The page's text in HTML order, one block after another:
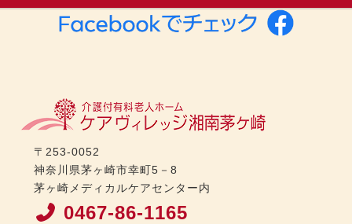
〒253-0052
神奈川県茅ヶ崎市幸町5－8
茅ヶ崎メディカルケアセンター内
0467-86-1165